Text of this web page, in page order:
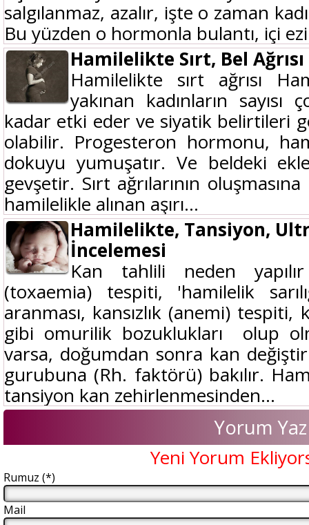
salgılanmaz, azalır, işte o zaman
Bu yüzden o hormonla bulantı, içi
Hamilelikte Sırt, Bel
Hamilelikte sırt ağrısı
yakınan kadınların
kadar etki eder ve siyatik belirtileri
olabilir. Progesteron hormonu,
dokuyu yumuşatır. Ve beldeki
gevşetir. Sırt ağrılarının
hamilelikle alınan aşırı...
Hamilelikte, Tansiyon,
İncelemesi
Kan tahlili neden
(toxaemia) tespiti, 'hamilelik
aranması, kansızlık (anemi) tespiti,
gibi omurilik bozuklukları olup
varsa, doğumdan sonra kan
gurubuna (Rh. faktörü) bakılır.
tansiyon kan zehirlenmesinden...
Yorum Yaz
Yeni Yorum
Rumuz (*)
Mail